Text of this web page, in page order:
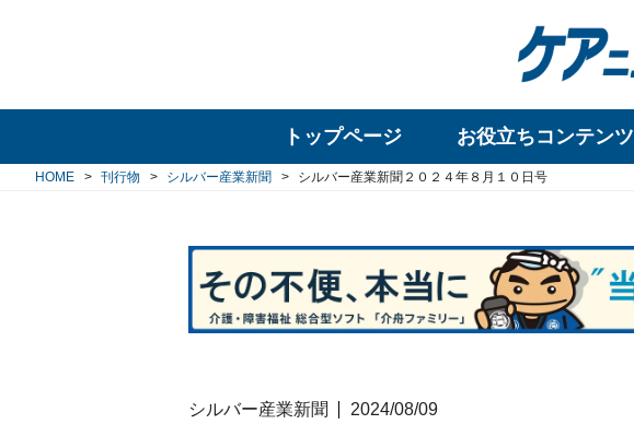
トップページ お役立ちコンテンツ
HOME 刊行物 シルバー産業新聞 シルバー産業新聞２０２４年８月１０日号
シルバー産業新聞 2024/08/09